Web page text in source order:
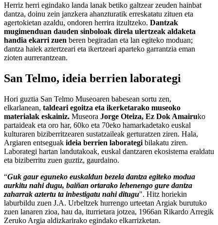
Herriz herri egindako landa lanak betiko galtzear zeuden hainbat
dantza, doinu zein janzkera ahanzturatik erreskatatu zituen eta
agertokietan azaldu, ondoren herrira itzultzeko. Dantzak
mugimenduan dauden sinboloak direla ulertzeak aldaketa
handia ekarri zuen beren begiradan eta lan egiteko moduan;
dantza haiek aztertzeari eta ikertzeari aparteko garrantzia eman
zioten aurrerantzean.
San Telmo, ideia berrien laborategi
Hori guztia San Telmo Museoaren babesean sortu zen,
elkarlanean, taldeari egoitza eta ikerketarako museoko
materialak eskainiz. Museora Jorge Oteiza, Ez Dok Amairuko
partaideak eta oro har, 60ko eta 70eko hamarkadetako euskal
kulturaren biziberritzearen sustatzaileak gerturatzen ziren. Hala,
Argiaren entseguak ideia berrien laborategi bilakatu ziren.
Laborategi hartan landutakoak, euskal dantzaren ekosistema eraldatu
eta biziberritu zuen guztiz, gaurdaino.
“Guk gaur eguneko euskaldun bezela dantza egiteko modua
aurkitu nahi dugu, baiñan ortarako lehenengo gure dantza
zaharrak aztertu ta inbestigatu nahi ditugu". Hitz horiekin
laburbildu zuen J.A. Urbeltzek hurrengo urteetan Argiak burutuko
zuen lanaren zioa, hau da, iturrietara jotzea, 1966an Rikardo Arregik
Zeruko Argia aldizkarirako egindako elkarrizketan.